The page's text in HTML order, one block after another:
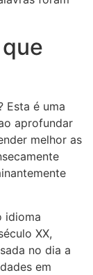
Esta é uma
aprofundar
melhor as
idioma
XX,
no dia a
em